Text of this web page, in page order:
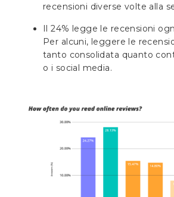
recensioni diverse volte alla
Il 24% legge le recensioni
Per alcuni, leggere le
tanto consolidata quanto
o i social media.